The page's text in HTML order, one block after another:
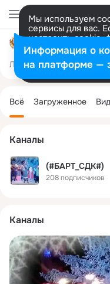
Мы используем
сервисы для вас.
настроить
представитель.
Разрешить все
Лента Участники 672
Каналы
колонка
Всё Загруженное
Каналы
(#БАРТ_СДК#)
208 подписчиков
Информация о
на платформе —